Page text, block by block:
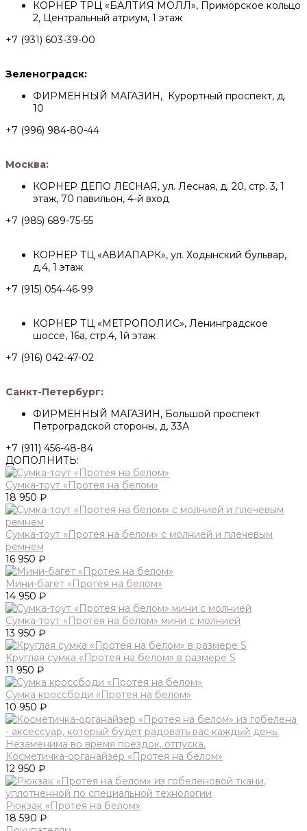
КОРНЕР ТРЦ «БАЛТИЯ МОЛЛ», Приморское кольцо
2, Центральный атриум, 1 этаж
+7 (931) 603-39-00
Зеленоградск:
ФИРМЕННЫЙ МАГАЗИН, Курортный проспект, д.
10
+7 (996) 984-80-44
Москва:
КОРНЕР ДЕПО ЛЕСНАЯ, ул. Лесная, д. 20, стр. 3, 1
этаж, 70 павильон, 4-й вход
+7 (985) 689-75-55
КОРНЕР ТЦ «АВИАПАРК», ул. Ходынский бульвар,
д.4, 1 этаж
+7 (915) 054‑46‑99
КОРНЕР ТЦ «МЕТРОПОЛИС», Ленинградское
шоссе, 16а, стр.4, 1й этаж
+7 (916) 042-47-02
Санкт-Петербург:
ФИРМЕННЫЙ МАГАЗИН, Большой проспект
Петроградской стороны, д. 33А
+7 (911) 456-48-84
ДОПОЛНИТЬ:
Сумка-тоут «Протея на белом»
18 950 ₽
Сумка-тоут «Протея на белом» с молнией и плечевым
ремнем
16 950 ₽
Мини-багет «Протея на белом»
14 950 ₽
Сумка-тоут «Протея на белом» мини с молнией
13 950 ₽
Круглая сумка «Протея на белом» в размере S
11 950 ₽
Сумка кроссбоди «Протея на белом»
10 950 ₽
Косметичка-органайзер «Протея на белом»
12 950 ₽
Рюкзак «Протея на белом»
18 590 ₽